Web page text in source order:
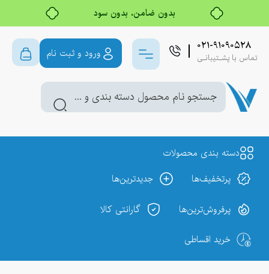
بدون ضامن، بدون سود
خرید قسطی با ترب‌پی
۰۲۱-۹۱۰۹۰۵۲۸
تماس با پشـتیبانـی ورود و ثبت نام
دسته بندی محصولات
پر‌تخفیف‌ها
جدیدترین‌ها
پر‌فروش‌ترین‌ها گارانتی کالا
خرید اقساطی